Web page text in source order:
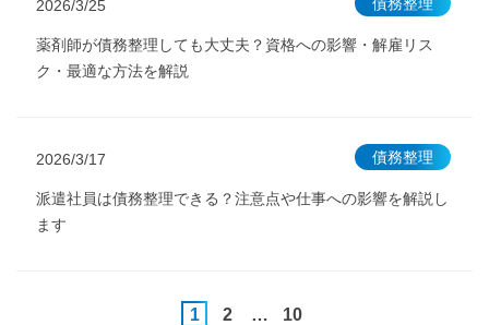
2026/3/25
薬剤師が債務整理しても大丈夫？資格への影響・解雇リス
ク・最適な方法を解説
2026/3/17
派遣社員は債務整理できる？注意点や仕事への影響を解説し
ます
債務整理
1 2 … 10